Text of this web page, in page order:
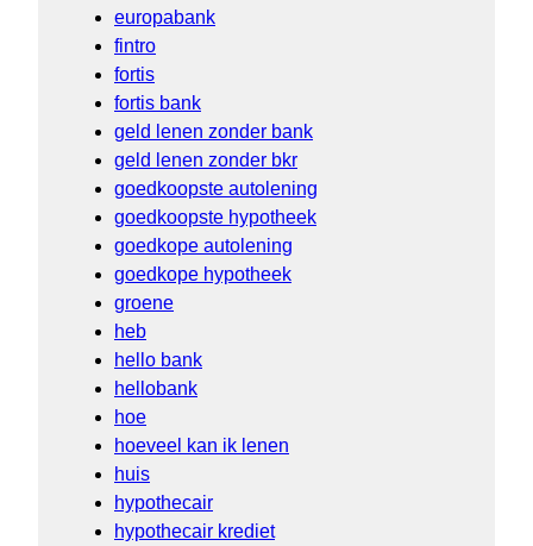
europabank
fintro
fortis
fortis bank
geld lenen zonder bank
geld lenen zonder bkr
goedkoopste autolening
goedkoopste hypotheek
goedkope autolening
goedkope hypotheek
groene
heb
hello bank
hellobank
hoe
hoeveel kan ik lenen
huis
hypothecair
hypothecair krediet